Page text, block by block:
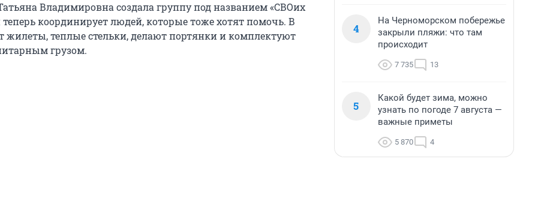
Владимировна создала группу под названием «СВОих
теперь координирует людей, которые тоже хотят помочь. В
жилеты, теплые стельки, делают портянки и комплектуют
грузом.
4
На Черноморском побережье
закрыли пляжи: что там
происходит
7 735 13
5
Какой будет зима, можно
узнать по погоде 7 августа —
важные приметы
5 870 4